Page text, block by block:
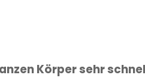
Körper sehr